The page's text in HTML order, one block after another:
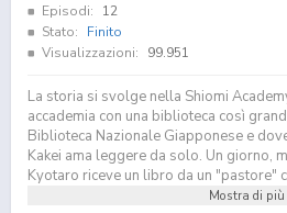
Episodi:
12
Stato:
Finito
Visualizzazioni:
99.951
La storia si svolge nella Shiomi
accademia con una biblioteca così
Biblioteca Nazionale Giapponese e
Kakei ama leggere da solo. Un giorno,
Kyotaro riceve un libro da un "pastore"
Mostra di più